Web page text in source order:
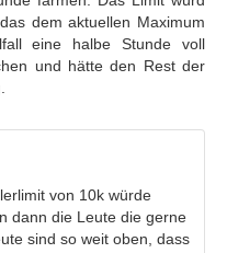
dem aktuellen Maximum
eine halbe Stunde voll
und hätte den Rest der
von 10k würde
dann die Leute die gerne
sind so weit oben, dass